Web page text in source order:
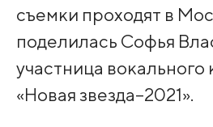
съемки проходят в
поделилась Софья
участница вокального
«Новая звезда–2021».